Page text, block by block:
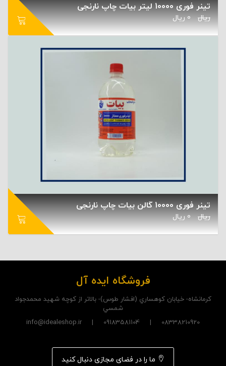
تینر فوری 10000 لیتر بیات چاپ نارنجی
ریال 0 ریال
تینر فوری 10000 گالن بیات چاپ نارنجی
ریال 0 ریال
فروشگاه ایده آل
کرمانشاه- خيابان کوهساري (افشار طوس)- بالاتر از کوچه شهيد محمدجواد
شمسي
08338210920 | 09183581104 | info@idealeshop.ir
ما را در فضای مجازی دنبال کنید